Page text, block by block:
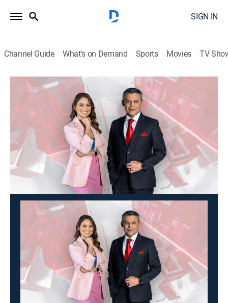
SIGN IN
Channel Guide What's on Demand Sports Movies TV
Noticias 4Visión
Noticias 4Visión
News
Los sucesos y hechos más impresionantes, reportajes
conmovedores y los casos que otros no se animan a
contar.
This content is currently unavailable with a DIRECTV
Package or Genre Pack.